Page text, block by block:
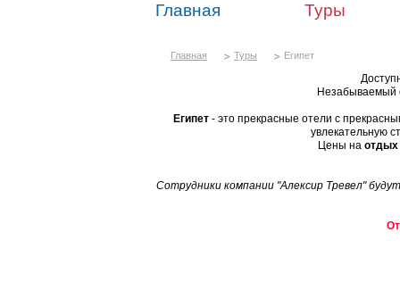
Главная Туры
Главная Туры Египет
Незабываемый
Египет - это прекрасные отели с
увлекательную
Цены на отдых
Сотрудники компании "Алексир Тревел"